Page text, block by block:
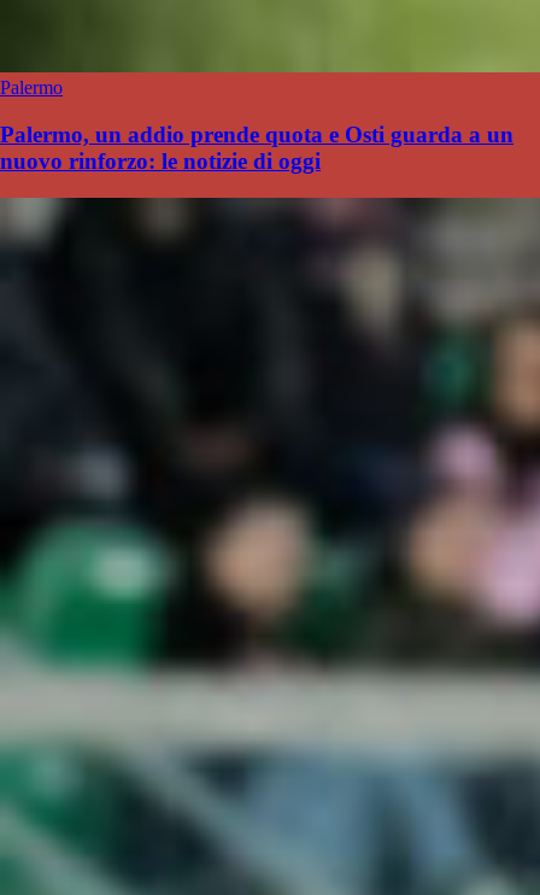
Palermo
Palermo, un addio prende quota e Osti guarda a un
nuovo rinforzo: le notizie di oggi